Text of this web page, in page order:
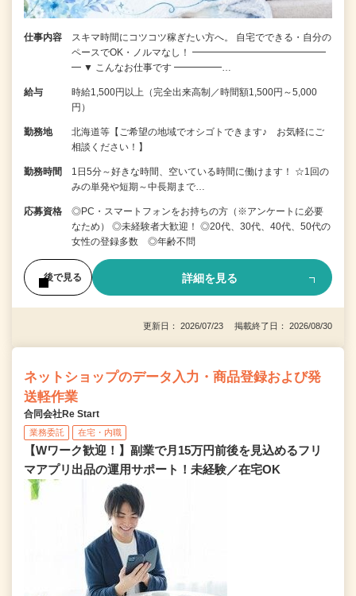
仕事内容
スキマ時間にコツコツ稼ぎたい方へ。 自宅でできる・自分の
ペースでOK・ノルマなし！ ━━━━━━━━━━━━━━
━ ▼ こんなお仕事です ━━━━━…
給与
時給1,500円以上（完全出来高制／時間額1,500円～5,000
円）
勤務地
北海道等【ご希望の地域でオシゴトできます♪ お気軽にご
相談ください！】
勤務時間
1日5分～好きな時間、空いている時間に働けます！ ☆1回の
みの単発や短期～中長期まで…
応募資格
◎PC・スマートフォンをお持ちの方（※アンケートに必要
なため） ◎未経験者大歓迎！ ◎20代、30代、40代、50代の
女性の登録多数 ◎年齢不問
後で見る 詳細を見る
更新日： 2026/07/23 掲載終了日： 2026/08/30
ネットショップのデータ入力・商品登録および発
送軽作業
合同会社Re Start
業務委託 在宅・内職
【Wワーク歓迎！】副業で月15万円前後を見込めるフリ
マアプリ出品の運用サポート！未経験／在宅OK